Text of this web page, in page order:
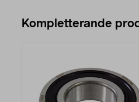
Kompletterande